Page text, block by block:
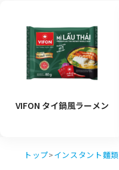
VIFON タイ鍋風ラーメン
トップ>インスタント麵類